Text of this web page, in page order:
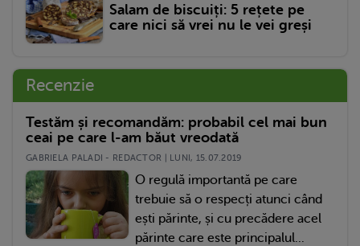
Salam de biscuiți: 5 rețete pe
care nici să vrei nu le vei greși
Recenzie
Testăm și recomandăm: probabil cel mai bun
ceai pe care l-am băut vreodată
GABRIELA PALADI - REDACTOR | LUNI, 15.07.2019
O regulă importantă pe care
trebuie să o respecți atunci când
ești părinte, și cu precădere acel
părinte care este principalul...